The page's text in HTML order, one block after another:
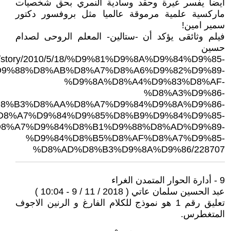
ايضا يفسر غيرة وحقد وسادية النمري بحق شخصيات
ماركسية علمية مرموقة عالميا مثل بروفسور دكتور
سمير امين!
فيلم وثائقى يؤكد أن -ستالين- المعلم الروحى لصدام
حسين
2010/5/18/%D9%81%D9%8A%D9%84%D9%85-
%D9%8A%D8%A4%D9%83%D8%AF-
%D8%A3%D9%86-
%D9%84%D8%B5%D8%AF%D8%A7%D9%85-
%D8%AD%D8%B3%D9%8A%D9%86/228707
9 - أدارة الحوار المتمدن الغراء
عبد الحسين سلمان عاتي ( 2018 / 11 / 9 - 10:04 )
تعليق رقم 1 هو نموذج للكلام الفارغ و الرنين الاجوف
المتغطرس.